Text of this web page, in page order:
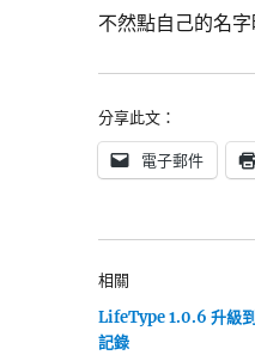
不然點自己的名
分享此文：
電子郵件
相關
LifeType 1.0.6 升級
記錄